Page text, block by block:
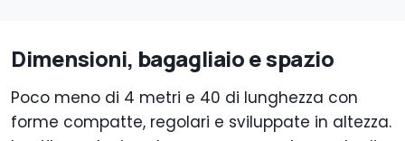
Dimensioni, bagagliaio e spazio
Poco meno di 4 metri e 40 di lunghezza con
forme compatte, regolari e sviluppate in altezza.